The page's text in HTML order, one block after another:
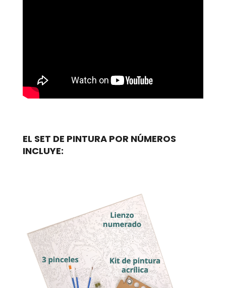
EL SET DE PINTURA POR NÚMEROS
INCLUYE: